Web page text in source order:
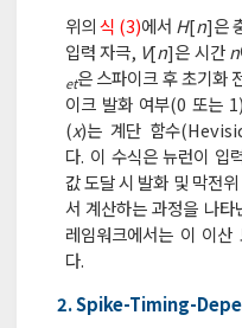
위의식 (3)에서 H[n]은
입력 자극, V[n]은 시간n
et은 스파이크 후 초기화
이크 발화 여부(0 또는
(x)는 계단 함수
다. 이 수식은 뉴런이 입
값 도달 시 발화 및 막전
서 계산하는 과정을 나타
레임워크에서는 이 이산
다.
2. Spike-Timing-